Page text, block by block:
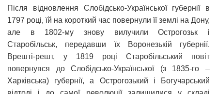
Після відновлення Слобідсько-Української губернії в
1797 році, їй на короткий час повернули її землі на Дону,
але в 1802-му знову вилучили Острогозьк і
Старобільськ, передавши їх Воронезькій губернії.
Врешті-решт, у 1819 році Старобільський повіт
повернувся до Слобідсько-Української (з 1835-го –
Харківська) губернії, а Острогозький і Богучарський